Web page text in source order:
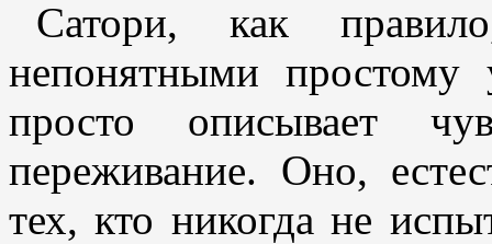
Сатори, как
непонятными простому
просто описывает
переживание. Оно,
тех, кто никогда не